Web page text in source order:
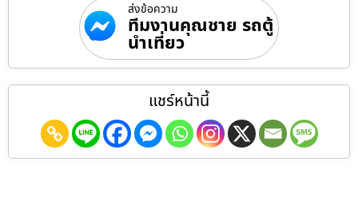
ส่งข้อความ
ทีมงานคุณชาย รถตู้
นำเที่ยว
แชร์หน้านี้